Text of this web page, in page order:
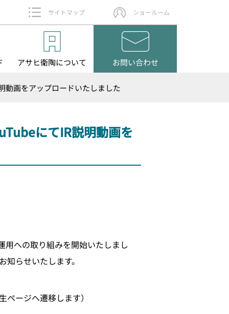
サイトマップ ショールーム
アサヒ衛陶について お問い合わせ
動画をアップロードいたしました
にてIR説明動画を
用への取り組みを開始いたしまし
らせいたします。
ージへ遷移します）